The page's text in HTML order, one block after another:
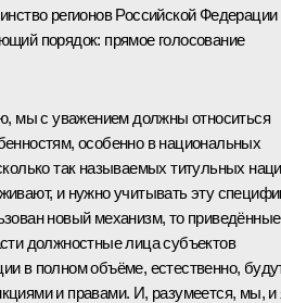
регионов Российской Федерации
порядок: прямое голосование
мы с уважением должны относиться
особенно в национальных
так называемых титульных
и нужно учитывать эту
новый механизм, то приведённые
должностные лица субъектов
в полном объёме, естественно,
и правами. И, разумеется, мы, и